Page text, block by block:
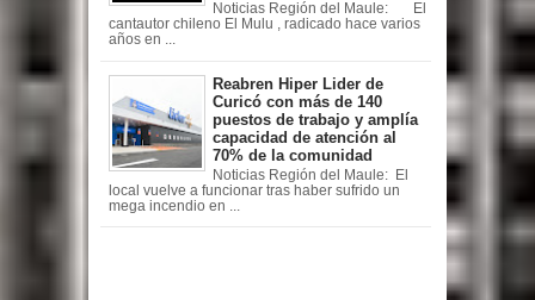
Noticias Región del Maule: El
cantautor chileno El Mulu , radicado hace varios
años en ...
Reabren Hiper Lider de
Curicó con más de 140
puestos de trabajo y amplía
capacidad de atención al
70% de la comunidad
Noticias Región del Maule: El
local vuelve a funcionar tras haber sufrido un
mega incendio en ...